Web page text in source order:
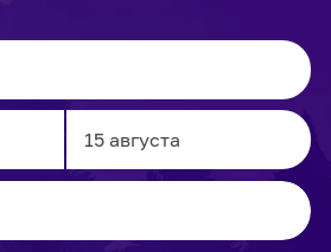
Navigate
to